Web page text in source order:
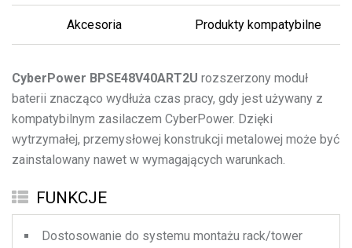
Akcesoria Produkty kompatybilne
CyberPower BPSE48V40ART2U rozszerzony moduł
baterii znacząco wydłuża czas pracy, gdy jest używany z
kompatybilnym zasilaczem CyberPower. Dzięki
wytrzymałej, przemysłowej konstrukcji metalowej może być
zainstalowany nawet w wymagających warunkach.
FUNKCJE
Dostosowanie do systemu montażu rack/tower